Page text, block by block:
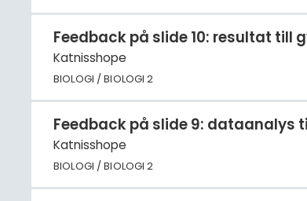
Feedback på slide 10: resultat till
Katnisshope
BIOLOGI / BIOLOGI 2
Feedback på slide 9: dataanalys
Katnisshope
BIOLOGI / BIOLOGI 2